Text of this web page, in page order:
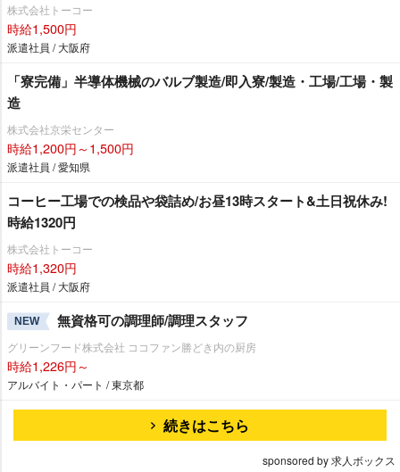
株式会社トーコー
時給1,500円
派遣社員 / 大阪府
「寮完備」半導体機械のバルブ製造/即入寮/製造・工場/工場・製
造
株式会社京栄センター
時給1,200円～1,500円
派遣社員 / 愛知県
コーヒー工場での検品や袋詰め/お昼13時スタート&土日祝休み!
時給1320円
株式会社トーコー
時給1,320円
派遣社員 / 大阪府
NEW 無資格可の調理師/調理スタッフ
グリーンフード株式会社 ココファン勝どき内の厨房
時給1,226円～
アルバイト・パート / 東京都
続きはこちら
sponsored by 求人ボックス